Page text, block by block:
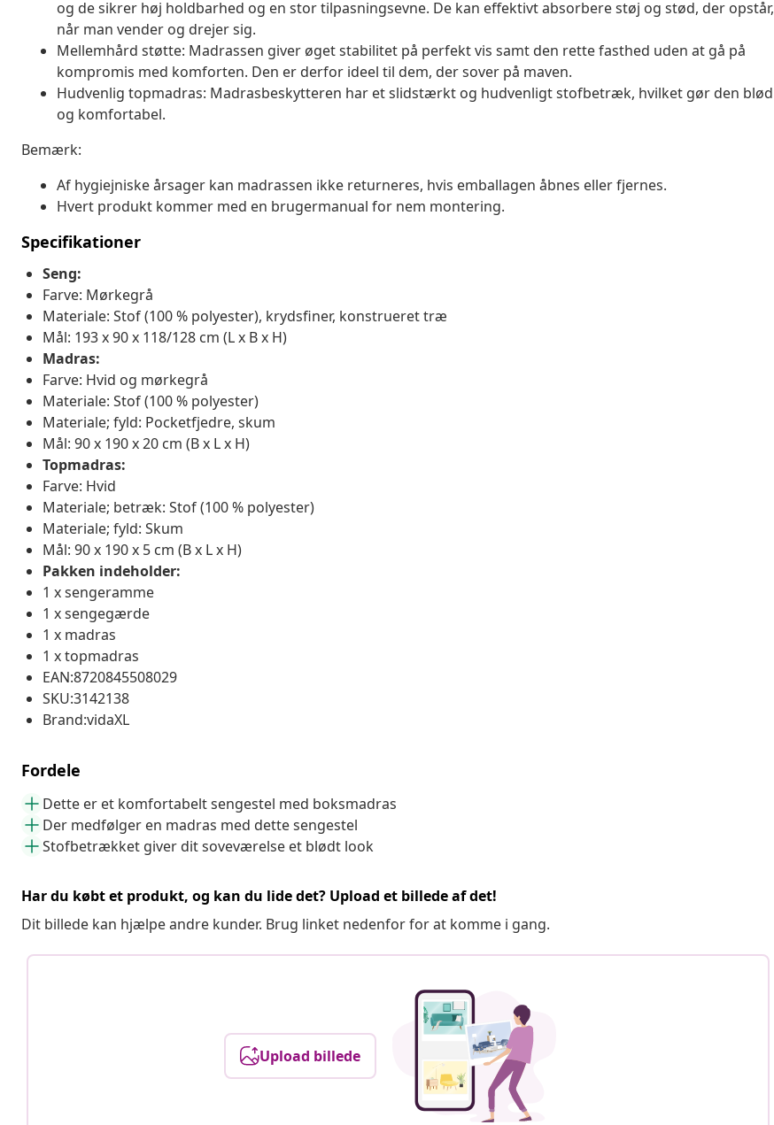
og de sikrer høj holdbarhed og en stor tilpasningsevne. De kan effektivt absorbere støj og stød, der opstår,
når man vender og drejer sig.
Mellemhård støtte: Madrassen giver øget stabilitet på perfekt vis samt den rette fasthed uden at gå på
kompromis med komforten. Den er derfor ideel til dem, der sover på maven.
Hudvenlig topmadras: Madrasbeskytteren har et slidstærkt og hudvenligt stofbetræk, hvilket gør den blød
og komfortabel.
Bemærk:
Af hygiejniske årsager kan madrassen ikke returneres, hvis emballagen åbnes eller fjernes.
Hvert produkt kommer med en brugermanual for nem montering.
Specifikationer
Seng:
Farve: Mørkegrå
Materiale: Stof (100 % polyester), krydsfiner, konstrueret træ
Mål: 193 x 90 x 118/128 cm (L x B x H)
Madras:
Farve: Hvid og mørkegrå
Materiale: Stof (100 % polyester)
Materiale; fyld: Pocketfjedre, skum
Mål: 90 x 190 x 20 cm (B x L x H)
Topmadras:
Farve: Hvid
Materiale; betræk: Stof (100 % polyester)
Materiale; fyld: Skum
Mål: 90 x 190 x 5 cm (B x L x H)
Pakken indeholder:
1 x sengeramme
1 x sengegærde
1 x madras
1 x topmadras
EAN:8720845508029
SKU:3142138
Brand:vidaXL
Fordele
Dette er et komfortabelt sengestel med boksmadras
Der medfølger en madras med dette sengestel
Stofbetrækket giver dit soveværelse et blødt look
Har du købt et produkt, og kan du lide det? Upload et billede af det!
Dit billede kan hjælpe andre kunder. Brug linket nedenfor for at komme i gang.
Upload billede